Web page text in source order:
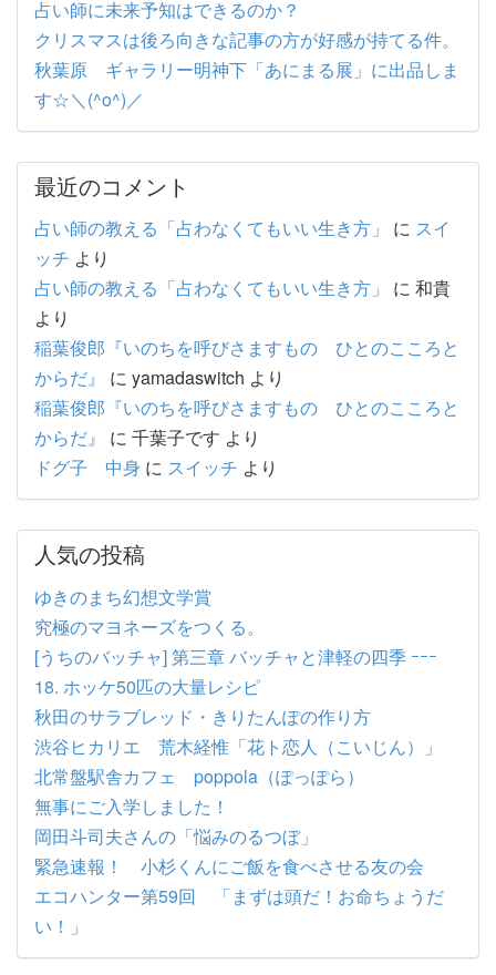
占い師に未来予知はできるのか？
クリスマスは後ろ向きな記事の方が好感が持てる件。
秋葉原 ギャラリー明神下「あにまる展」に出品しま
す☆＼(^o^)／
最近のコメント
占い師の教える「占わなくてもいい生き方」 に スイ
ッチ より
占い師の教える「占わなくてもいい生き方」
に 和貴
より
稲葉俊郎『いのちを呼びさますもの ひとのこころと
からだ』
に yamadaswitch より
稲葉俊郎『いのちを呼びさますもの ひとのこころと
からだ』
に 千葉子です より
ドグ子 中身 に スイッチ より
人気の投稿
ゆきのまち幻想文学賞
究極のマヨネーズをつくる。
[うちのバッチャ] 第三章 バッチャと津軽の四季 ｰｰｰ
18. ホッケ50匹の大量レシピ
秋田のサラブレッド・きりたんぽの作り方
渋谷ヒカリエ 荒木経惟「花ト恋人（こいじん）」
北常盤駅舎カフェ poppola（ぽっぽら）
無事にご入学しました！
岡田斗司夫さんの「悩みのるつぼ」
緊急速報！ 小杉くんにご飯を食べさせる友の会
エコハンター第59回 「まずは頭だ！お命ちょうだ
い！」